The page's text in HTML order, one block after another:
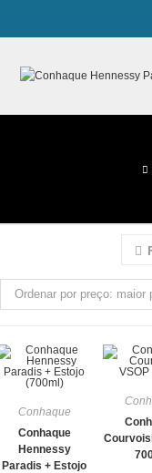
Ordenar por preço: maior
Conhaque
Conhaque
Hennessy
Paradis + Estojo